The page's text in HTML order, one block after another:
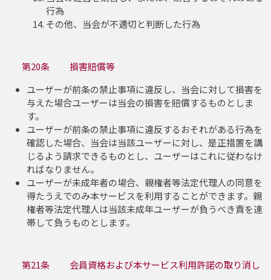
行為
その他、当会が不適切と判断した行為
第20条 損害賠償等
ユーザーが前条の禁止事項に違反し、当会に対して損害を
与えた場合ユーザーは当会の損害を賠償するものとしま
す。
ユーザーが前条の禁止事項に違反するおそれがある行為を
確認した場合、当会は当該ユーザーに対し、是正措置を講
じるよう請求できるものとし、ユーザーはこれに従わなけ
ればなりません。
ユーザーが未成年者の場合、親権者等法定代理人の同意を
得たうえでのみ本サービスを利用することができます。親
権者等法定代理人は当該未成年ユーザーが負うべき責を連
帯して負うものとします。
第21条 会員資格および本サービス利用許諾の取り消し